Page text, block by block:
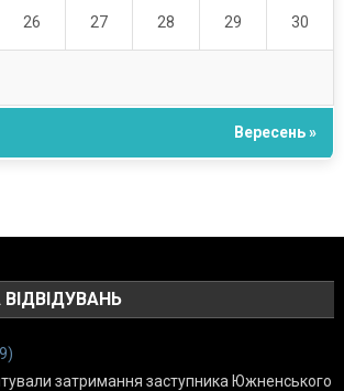
26 27 28 29 30
Вересень »
затримання заступника Южненського